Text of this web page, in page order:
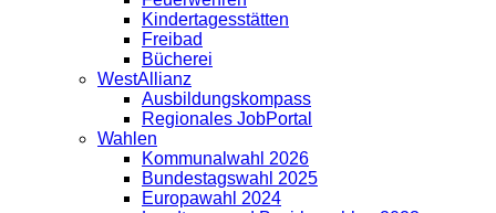
Kindertagesstätten
Freibad
Bücherei
WestAllianz
Ausbildungskompass
Regionales JobPortal
Wahlen
Kommunalwahl 2026
Bundestagswahl 2025
Europawahl 2024